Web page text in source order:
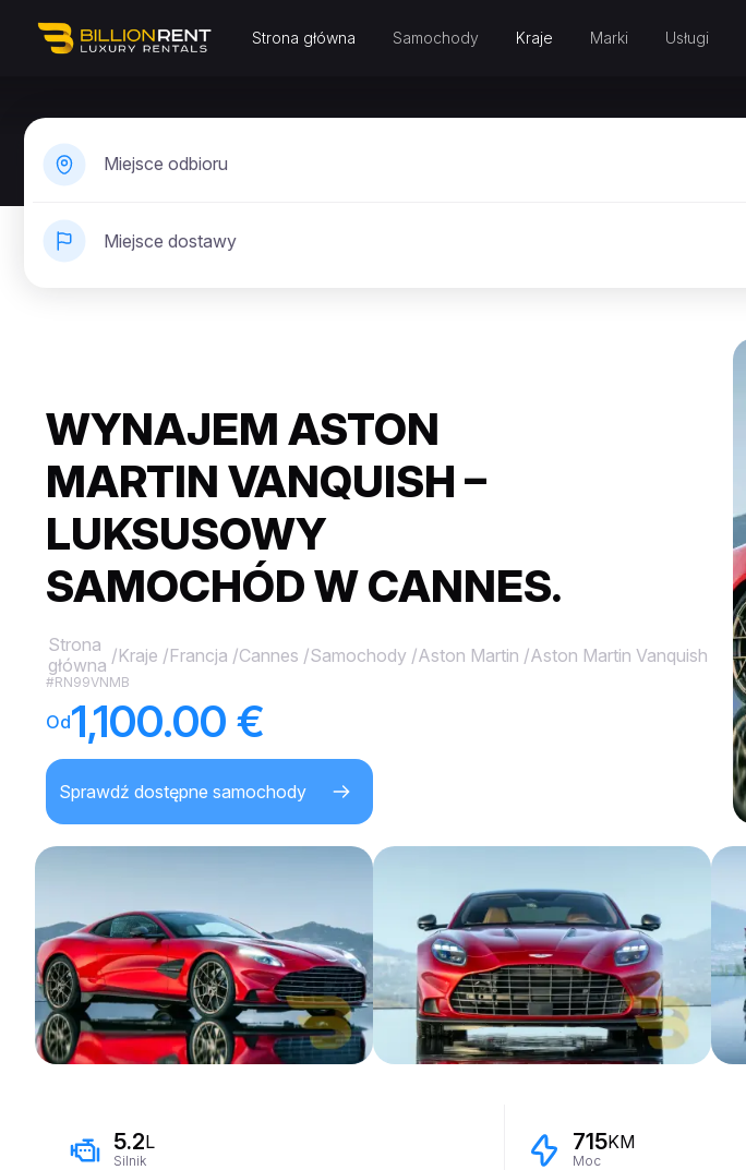
Strona główna Samochody Kraje Marki Usługi
Miejsce odbioru
Miejsce dostawy
WYNAJEM ASTON
MARTIN VANQUISH –
LUKSUSOWY
SAMOCHÓD W CANNES.
Strona
główna /Kraje /Francja /Cannes /Samochody /Aston Martin /Aston Martin Vanquish
#RN99VNMB
Od1,100.00 €
Sprawdź dostępne samochody
5.2L
Silnik
715KM
Moc